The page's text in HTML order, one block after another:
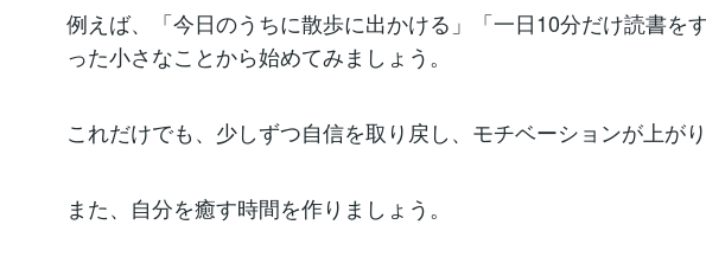
例えば、「今日のうちに散歩に出かける」「一日10分だけ読書を
った小さなことから始めてみましょう。
これだけでも、少しずつ自信を取り戻し、モチベーションが上がり
また、自分を癒す時間を作りましょう。